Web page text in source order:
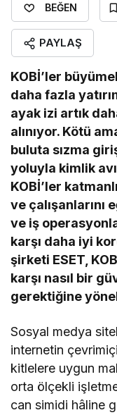
BEĞEN
PAYLAŞ
KOBİ’ler
daha fazla
ayak izi artık
alınıyor. Kötü
buluta sızma
yoluyla kimlik
KOBİ’ler
ve çalışanlarını
ve iş
karşı daha iyi
şirketi ESET,
karşı nasıl bir
gerektiğine
Sosyal medya
internetin
kitlelere uygun
orta ölçekli
can simidi hâline